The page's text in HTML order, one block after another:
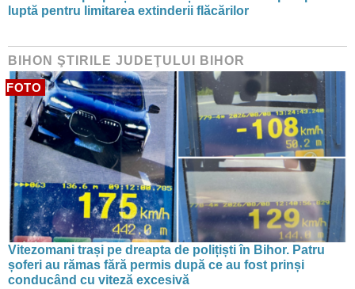
luptă pentru limitarea extinderii flăcărilor
BIHON ŞTIRILE JUDEŢULUI BIHOR
FOTO
Vitezomani trași pe dreapta de polițiști în Bihor. Patru
șoferi au rămas fără permis după ce au fost prinși
conducând cu viteză excesivă